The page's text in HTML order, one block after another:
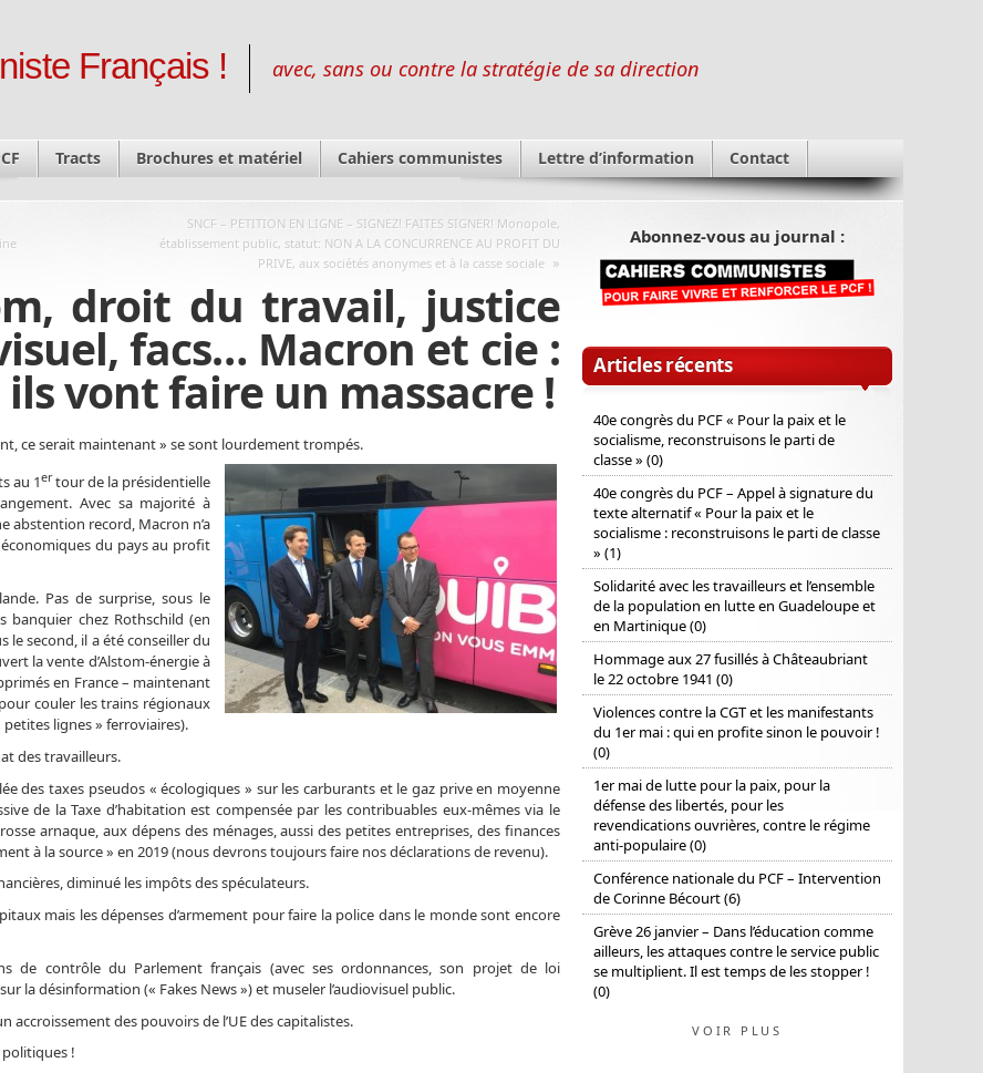
Français ! avec, sans ou contre la stratégie de sa direction
Tracts Brochures et matériel Cahiers communistes Lettre d’information Contact
SNCF – PETITION EN LIGNE – SIGNEZ! FAITES SIGNER! Monopole,
établissement public, statut: NON A LA CONCURRENCE AU PROFIT DU
PRIVE, aux sociétés anonymes et à la casse sociale »
droit du travail, justice
facs… Macron et cie :
vont faire un massacre !
ce serait maintenant » se sont lourdement trompés.
au 1ertour de la présidentielle
Avec sa majorité à
abstention record, Macron n’a
du pays au profit
Pas de surprise, sous le
banquier chez Rothschild (en
le second, il a été conseiller du
la vente d’Alstom-énergie à
en France – maintenant
couler les trains régionaux
petites lignes » ferroviaires).
des travailleurs.
des taxes pseudos « écologiques » sur les carburants et le gaz prive en moyenne
de la Taxe d’habitation est compensée par les contribuables eux-mêmes via le
arnaque, aux dépens des ménages, aussi des petites entreprises, des finances
à la source » en 2019 (nous devrons toujours faire nos déclarations de revenu).
diminué les impôts des spéculateurs.
mais les dépenses d’armement pour faire la police dans le monde sont encore
de contrôle du Parlement français (avec ses ordonnances, son projet de loi
la désinformation (« Fakes News ») et museler l’audiovisuel public.
accroissement des pouvoirs de l’UE des capitalistes.
politiques !
Abonnez-vous au journal :
Articles récents
40e congrès du PCF « Pour la paix et le
socialisme, reconstruisons le parti de
classe » (0)
40e congrès du PCF – Appel à signature du
texte alternatif « Pour la paix et le
socialisme : reconstruisons le parti de classe
» (1)
Solidarité avec les travailleurs et l’ensemble
de la population en lutte en Guadeloupe et
en Martinique (0)
Hommage aux 27 fusillés à Châteaubriant
le 22 octobre 1941 (0)
Violences contre la CGT et les manifestants
du 1er mai : qui en profite sinon le pouvoir !
(0)
1er mai de lutte pour la paix, pour la
défense des libertés, pour les
revendications ouvrières, contre le régime
anti-populaire (0)
Conférence nationale du PCF – Intervention
de Corinne Bécourt (6)
Grève 26 janvier – Dans l’éducation comme
ailleurs, les attaques contre le service public
se multiplient. Il est temps de les stopper !
(0)
VOIR PLUS